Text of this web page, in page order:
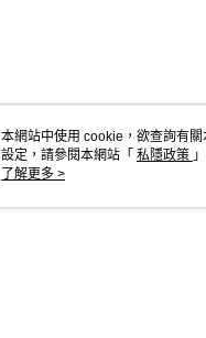
本網站中使用 cookie，欲查詢有
設定，請參閱本網站「 私隱政策
用 cookie。
了解更多 >